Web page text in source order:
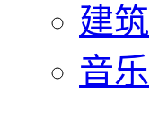
建筑
音乐